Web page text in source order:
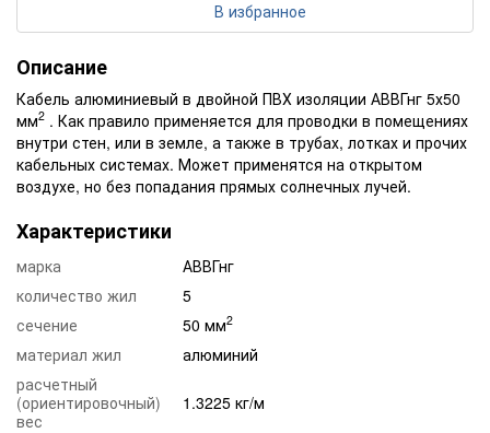
В избранное
Описание
Кабель алюминиевый в двойной ПВХ изоляции АВВГнг 5х50
мм2 . Как правило применяется для проводки в помещениях
внутри стен, или в земле, а также в трубах, лотках и прочих
кабельных системах. Может применятся на открытом
воздухе, но без попадания прямых солнечных лучей.
Характеристики
марка
АВВГнг
количество жил
5
сечение
50 мм2
материал жил
алюминий
расчетный
(ориентировочный)
вес
1.3225 кг/м